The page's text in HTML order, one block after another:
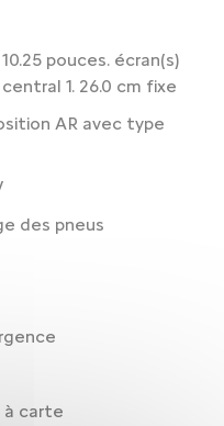
pouces. écran(s)
1. 26.0 cm fixe
AR avec type
des pneus
à carte